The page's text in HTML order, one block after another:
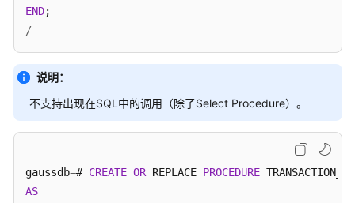
书
资
域
END
/
说明：
不支持出现在SQL中的调用（除了Select Procedure）。
gaussdb=# CREATE OR REPLACE PROCEDURE
AS